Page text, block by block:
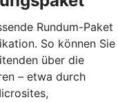
Rundum-Paket
So können Sie
über die
– etwa durch